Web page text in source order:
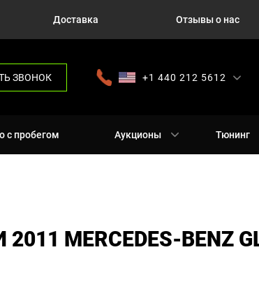
Доставка Отзывы о нас
ЗВОНОК
+1 440 212 5612
с пробегом Аукционы Тюнинг
MERCEDES-BENZ